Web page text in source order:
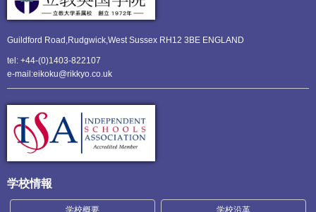
Guildford Road,Rudgwick,West Sussex RH12 3BE ENGLAND
tel: +44-(0)1403-822107
e-mail:eikoku@rikkyo.co.uk
学校情報
学校概要 学校沿革